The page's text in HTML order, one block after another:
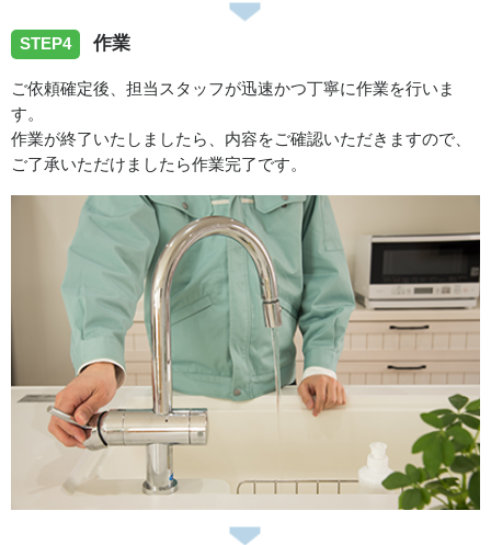
STEP4 作業
ご依頼確定後、担当スタッフが迅速かつ丁寧に作業を行いま
す。
作業が終了いたしましたら、内容をご確認いただきますので、
ご了承いただけましたら作業完了です。